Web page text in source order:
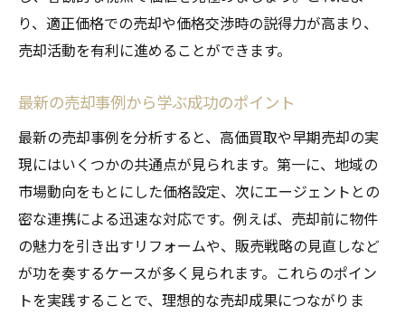
り、適正価格での売却や価格交渉時の説得力が高まり、
売却活動を有利に進めることができます。
最新の売却事例から学ぶ成功のポイント
最新の売却事例を分析すると、高価買取や早期売却の実
現にはいくつかの共通点が見られます。第一に、地域の
市場動向をもとにした価格設定、次にエージェントとの
密な連携による迅速な対応です。例えば、売却前に物件
の魅力を引き出すリフォームや、販売戦略の見直しなど
が功を奏するケースが多く見られます。これらのポイン
トを実践することで、理想的な売却成果につながりま